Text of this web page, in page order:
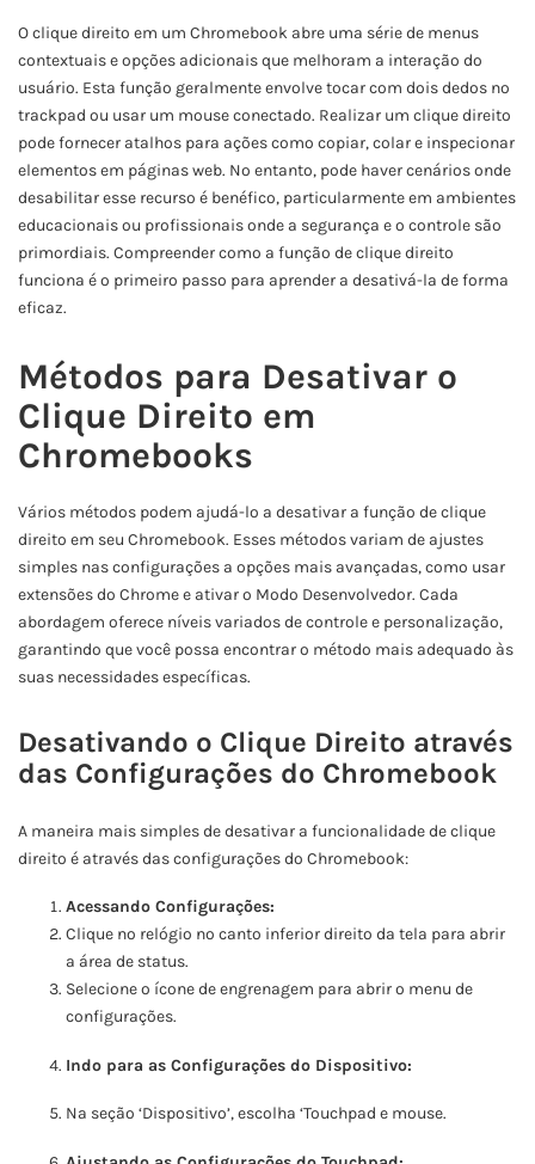
O clique direito em um Chromebook abre uma série de menus
contextuais e opções adicionais que melhoram a interação do
usuário. Esta função geralmente envolve tocar com dois dedos no
trackpad ou usar um mouse conectado. Realizar um clique direito
pode fornecer atalhos para ações como copiar, colar e inspecionar
elementos em páginas web. No entanto, pode haver cenários onde
desabilitar esse recurso é benéfico, particularmente em ambientes
educacionais ou profissionais onde a segurança e o controle são
primordiais. Compreender como a função de clique direito
funciona é o primeiro passo para aprender a desativá-la de forma
eficaz.
Métodos para Desativar o
Clique Direito em
Chromebooks
Vários métodos podem ajudá-lo a desativar a função de clique
direito em seu Chromebook. Esses métodos variam de ajustes
simples nas configurações a opções mais avançadas, como usar
extensões do Chrome e ativar o Modo Desenvolvedor. Cada
abordagem oferece níveis variados de controle e personalização,
garantindo que você possa encontrar o método mais adequado às
suas necessidades específicas.
Desativando o Clique Direito através
das Configurações do Chromebook
A maneira mais simples de desativar a funcionalidade de clique
direito é através das configurações do Chromebook:
Acessando Configurações:
Clique no relógio no canto inferior direito da tela para abrir
a área de status.
Selecione o ícone de engrenagem para abrir o menu de
configurações.
Indo para as Configurações do Dispositivo:
Na seção ‘Dispositivo’, escolha ‘Touchpad e mouse.